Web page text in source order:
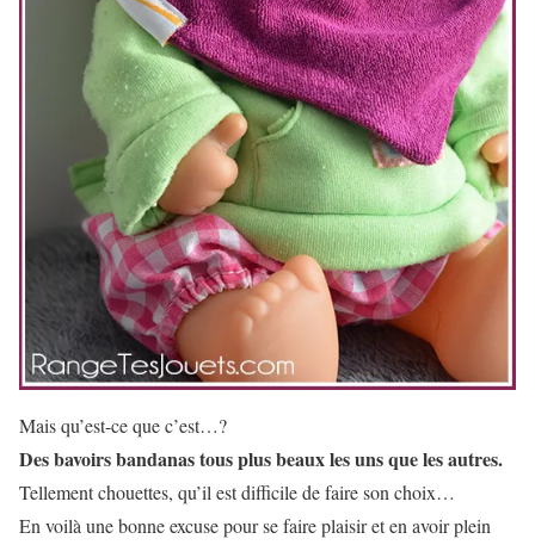
Mais qu’est-ce que c’est…?
Des bavoirs bandanas tous plus beaux les uns que les autres.
Tellement chouettes, qu’il est difficile de faire son choix…
En voilà une bonne excuse pour se faire plaisir et en avoir plein